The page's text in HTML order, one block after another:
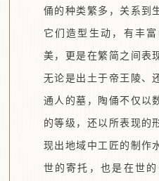
俑的种类繁多，关系到
它们造型生动，有丰
美，更是在繁简之间表
无论是出土于帝王陵、
通人的墓，陶俑不仅以
的等级，还以所表现的
现出地域中工匠的制作
世的寄托，也是在世